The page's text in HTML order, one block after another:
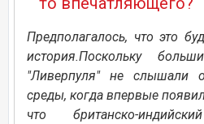
Предполагалось, что это
история.Поскольку
"Ливерпуля" не слышали
среды, когда впервые
что британско-